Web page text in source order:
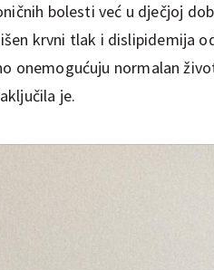
bolesti već u dječjoj
krvni tlak i dislipidemija
onemogućuju normalan
je.